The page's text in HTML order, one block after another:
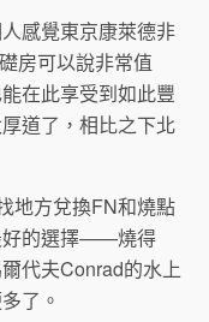
感覺東京康萊德非
房可以說非常值
在此享受到如此豐
道了，相比之下北
地方兌換FN和燒點
好的選擇——燒得
代夫Conrad的水上
了。